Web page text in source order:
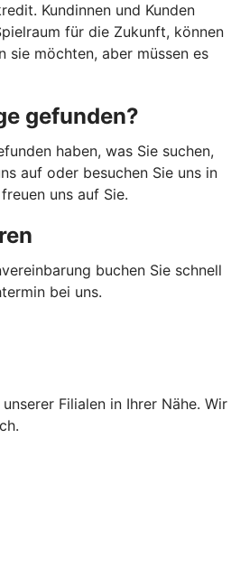
Kundinnen und Kunden
für die Zukunft, können
sie möchten, aber müssen es
gefunden?
haben, was Sie suchen,
auf oder besuchen Sie uns in
uns auf Sie.
buchen Sie schnell
bei uns.
Filialen in Ihrer Nähe. Wir